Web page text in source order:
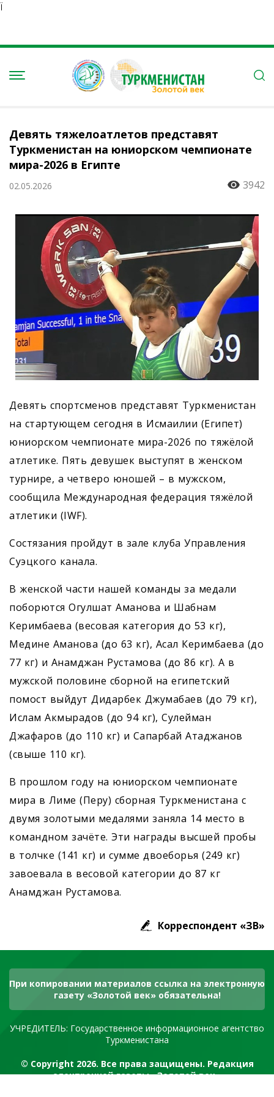
Ï
Девять тяжелоатлетов представят
Туркменистан на юниорском чемпионате
мира-2026 в Египте
02.05.2026 3942
Девять спортсменов представят Туркменистан
на стартующем сегодня в Исмаилии (Египет)
юниорском чемпионате мира-2026 по тяжёлой
атлетике. Пять девушек выступят в женском
турнире, а четверо юношей – в мужском,
сообщила Международная федерация тяжёлой
атлетики (IWF).
Состязания пройдут в зале клуба Управления
Суэцкого канала.
В женской части нашей команды за медали
поборются Огулшат Аманова и Шабнам
Керимбаева (весовая категория до 53 кг),
Медине Аманова (до 63 кг), Асал Керимбаева (до
77 кг) и Анамджан Рустамова (до 86 кг). А в
мужской половине сборной на египетский
помост выйдут Дидарбек Джумабаев (до 79 кг),
Ислам Акмырадов (до 94 кг), Сулейман
Джафаров (до 110 кг) и Сапарбай Атаджанов
(свыше 110 кг).
В прошлом году на юниорском чемпионате
мира в Лиме (Перу) сборная Туркменистана с
двумя золотыми медалями заняла 14 место в
командном зачёте. Эти награды высшей пробы
в толчке (141 кг) и сумме двоеборья (249 кг)
завоевала в весовой категории до 87 кг
Анамджан Рустамова.
Корреспондент «ЗВ»
При копировании материалов ссылка на электронную
газету «Золотой век» обязательна!
УЧРЕДИТЕЛЬ: Государственное информационное агентство
Туркменистана
© Copyright 2026. Все права защищены. Редакция
электронной газеты «Золотой век»